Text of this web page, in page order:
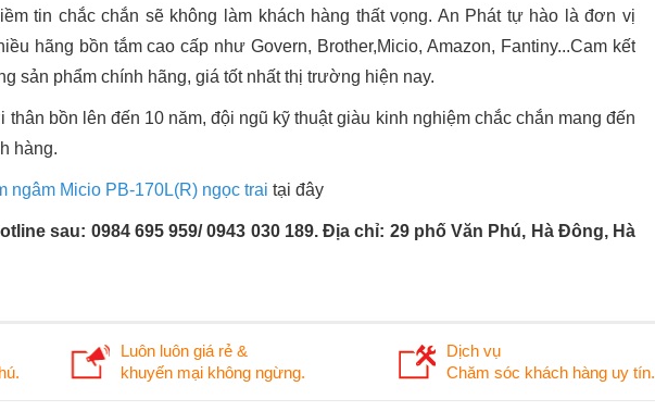
tin chắc chắn sẽ không làm khách hàng thất vọng. An Phát tự hào là đơn vị
hãng bồn tắm cao cấp như Govern, Brother,Micio, Amazon, Fantiny...Cam kết
sản phẩm chính hãng, giá tốt nhất thị trường hiện nay.
thân bồn lên đến 10 năm, đội ngũ kỹ thuật giàu kinh nghiệm chắc chắn mang đến
hàng.
ngâm Micio PB-170L(R) ngọc trai tại đây
sau: 0984 695 959/ 0943 030 189. Địa chỉ: 29 phố Văn Phú, Hà Đông, Hà
Luôn luôn giá rẻ &
khuyến mại không ngừng.
Dịch vụ
Chăm sóc khách hàng uy tín.